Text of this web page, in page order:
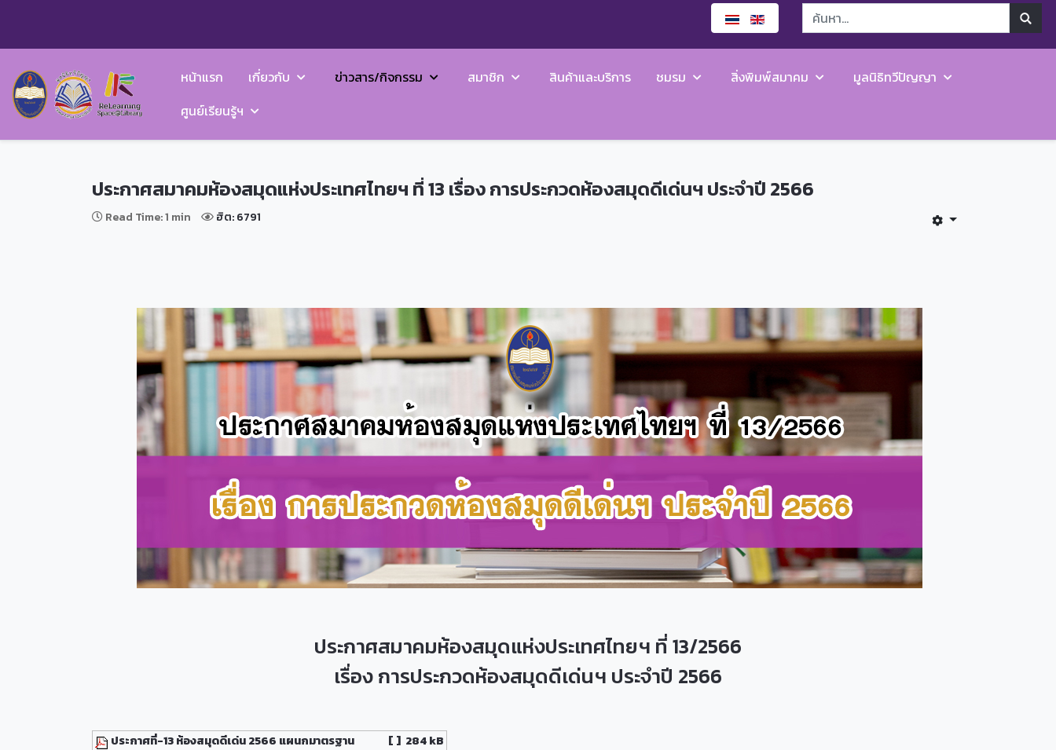
หน้าแรก เกี่ยวกับ ข่าวสาร/กิจกรรม สมาชิก สินค้าและบริการ ชมรม สิ่งพิมพ์สมาคม
มูลนิธิทวีปัญญา
ศูนย์เรียนรู้ฯ
ประกาศสมาคมห้องสมุดแห่งประเทศไทยฯ ที่ 13 เรื่อง การประกวดห้องสมุดดีเด่นฯ ประจำปี 2566
Read Time: 1 min ฮิต: 6791
ประกาศสมาคมห้องสมุดแห่งประเทศไทยฯ ที่ 13/2566
เรื่อง การประกวดห้องสมุดดีเด่นฯ ประจำปี 2566
ประกาศที่-13 ห้องสมุดดีเด่น 2566 แผนกมาตรฐาน [ ] 284 kB